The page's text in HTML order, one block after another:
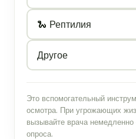
🐍 Рептилия
Другое
Это вспомогательный
осмотра. При угрожающих
вызывайте врача
опроса.